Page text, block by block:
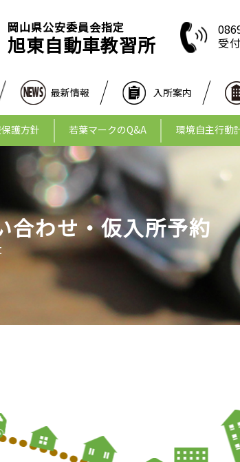
岡山県公安委員会指定
旭東自動車教習所
受
最新情報 入所案内
護方針 若葉マークのQ&A 環境自主行動
合わせ・仮入所予約